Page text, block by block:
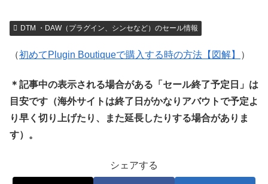
DTM ・DAW（プラグイン、シンセなど）のセール情報
（初めてPlugin Boutiqueで購入する時の方法【図解】 ）
＊記事中の表示される場合がある「セール終了予定日」は
目安です（海外サイトは終了日がかなりアバウトで予定よ
り早く切り上げたり、また延長したりする場合がありま
す）。
シェアする